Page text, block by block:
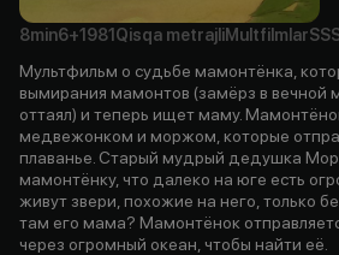
8min6+1981 Qisqa metrajliMultfilmlar
Мультфильм о судьбе мамонтёнка,
вымирания мамонтов (замёрз в вечной
оттаял) и теперь ищет маму.
медвежонком и моржом, которые
плаванье. Старый мудрый дедушка
мамонтёнку, что далеко на юге есть
живут звери, похожие на него, только
там его мама? Мамонтёнок
через огромный океан, чтобы найти её.